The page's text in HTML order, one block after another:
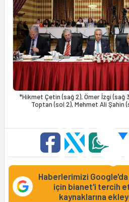
*Hikmet Çetin (sağ 2), Ömer İzgi (sağ
Toptan (sol 2), Mehmet Ali Şahin
Haberlerimizi
için bianet'i tercih
kaynaklarına